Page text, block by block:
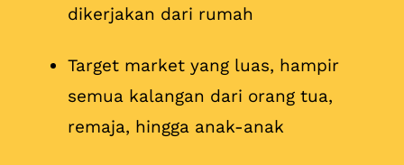
dikerjakan dari rumah
Target market yang luas, hampir
semua kalangan dari orang tua,
remaja, hingga anak-anak